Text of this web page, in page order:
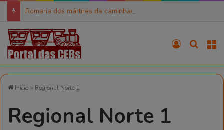
Romaria dos mártires da caminhada
Entrar
Início > Regional Norte 1
Regional Norte 1